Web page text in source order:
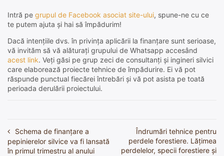
Intră pe grupul de Facebook asociat site-ului, spune-ne cu ce
te putem ajuta și hai să împădurim!
Dacă intențiile dvs. în privința aplicării la finanțare sunt serioase,
vă invităm să vă alăturați grupului de Whatsapp accesând
acest link. Veți găsi pe grup zeci de consultanți și ingineri silvici
care elaborează proiecte tehnice de împădurire. Ei vă pot
răspunde punctual fiecărei întrebări și vă pot asista pe toată
perioada derulării proiectului.
Navigare
în
Schema de finanțare a
pepinierelor silvice va fi lansată
în primul trimestru al anului
Îndrumări tehnice pentru
perdele forestiere. Lățimea
perdelelor, specii forestiere și